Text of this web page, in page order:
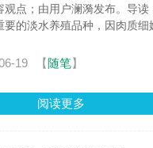
观点；由用户澜漪发布。导读
要的淡水养殖品种，因肉质细
益高而备受养殖户青睐
19 【随笔】
阅读更多